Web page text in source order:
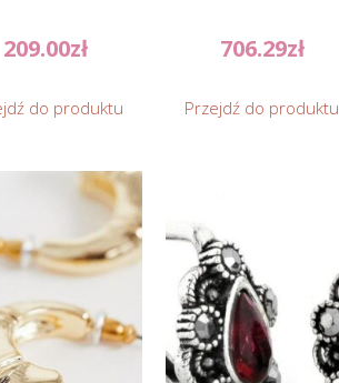
209.00zł
do produktu
706.29zł
Przejdź do produktu